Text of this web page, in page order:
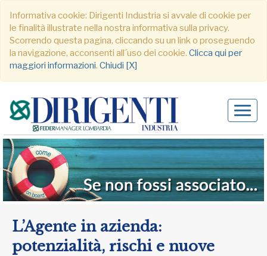
Informativa cookie: Dirigenti Industria si avvale di cookie per
le finalità illustrate nella nostra informativa sulla privacy.
Scorrendo questa pagina, cliccando su un link o proseguendo
la navigazione, acconsenti all´uso dei cookie. Clicca qui per
maggiori informazioni. Chiudi [X]
L’Agente in azienda:
potenzialità, rischi e nuove